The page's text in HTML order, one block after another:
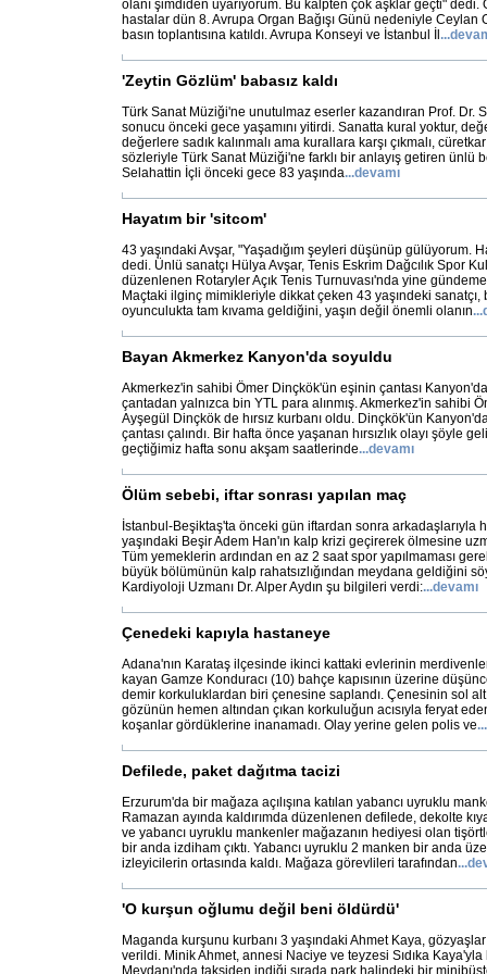
olanı şimdiden uyarıyorum. Bu kalpten çok aşklar geçti"
hastalar dün 8. Avrupa Organ Bağışı Günü nedeniyle Ceylan
basın toplantısına katıldı. Avrupa Konseyi ve İstanbul İl ...
'Zeytin Gözlüm' babasız kaldı
Türk Sanat Müziği'ne unutulmaz eserler kazandıran Prof. Dr.
sonucu önceki gece yaşamını yitirdi. Sanatta kural yoktur,
değerlere sadık kalınmalı ama kurallara karşı çıkmalı,
sözleriyle Türk Sanat Müziği'ne farklı bir anlayış getiren ünlü
Selahattin İçli önceki gece 83 yaşında...devamı
Hayatım bir 'sitcom'
43 yaşındaki Avşar, "Yaşadığım şeyleri düşünüp gülüyorum.
dedi. Ünlü sanatçı Hülya Avşar, Tenis Eskrim Dağcılık Spor
düzenlenen Rotaryler Açık Tenis Turnuvası'nda yine
Maçtaki ilginç mimikleriyle dikkat çeken 43 yaşındeki sanatçı,
oyunculukta tam kıvama geldiğini, yaşın değil önemli olanın...
Bayan Akmerkez Kanyon'da soyuldu
Akmerkez'in sahibi Ömer Dinçkök'ün eşinin çantası
çantadan yalnızca bin YTL para alınmış. Akmerkez'in sahibi
Ayşegül Dinçkök de hırsız kurbanı oldu. Dinçkök'ün
çantası çalındı. Bir hafta önce yaşanan hırsızlık olayı şöyle
geçtiğimiz hafta sonu akşam saatlerinde...devamı
Ölüm sebebi, iftar sonrası yapılan maç
İstanbul-Beşiktaş'ta önceki gün iftardan sonra arkadaşlarıyla
yaşındaki Beşir Adem Han'ın kalp krizi geçirerek ölmesine
Tüm yemeklerin ardından en az 2 saat spor yapılmaması
büyük bölümünün kalp rahatsızlığından meydana geldiğini
Kardiyoloji Uzmanı Dr. Alper Aydın şu bilgileri verdi:...devamı
Çenedeki kapıyla hastaneye
Adana'nın Karataş ilçesinde ikinci kattaki evlerinin
kayan Gamze Konduracı (10) bahçe kapısının üzerine
demir korkuluklardan biri çenesine saplandı. Çenesinin sol
gözünün hemen altından çıkan korkuluğun acısıyla feryat
koşanlar gördüklerine inanamadı. Olay yerine gelen polis ve...
Defilede, paket dağıtma tacizi
Erzurum'da bir mağaza açılışına katılan yabancı uyruklu
Ramazan ayında kaldırımda düzenlenen defilede, dekolte
ve yabancı uyruklu mankenler mağazanın hediyesi olan
bir anda izdiham çıktı. Yabancı uyruklu 2 manken bir anda
izleyicilerin ortasında kaldı. Mağaza görevlileri tarafından...
'O kurşun oğlumu değil beni öldürdü'
Maganda kurşunu kurbanı 3 yaşındaki Ahmet Kaya,
verildi. Minik Ahmet, annesi Naciye ve teyzesi Sıdıka
Meydanı'nda taksiden indiği sırada park halindeki bir